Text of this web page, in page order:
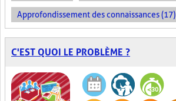
Approfondissement des connaissances (17)
C'EST QUOI LE PROBLÈME ?